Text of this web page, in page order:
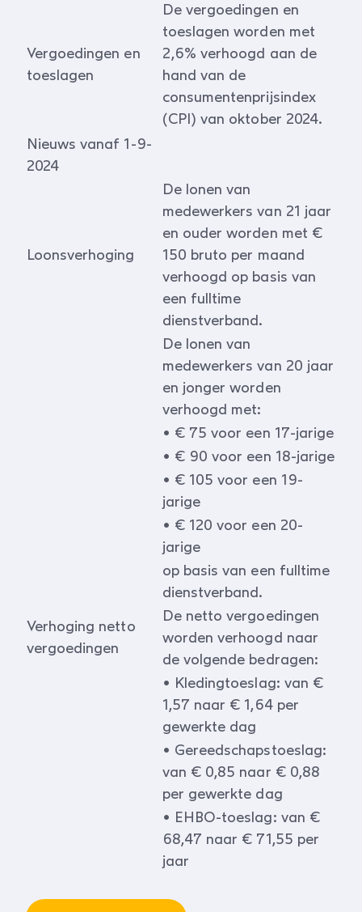
Vergoedingen en
toeslagen
De vergoedingen en
toeslagen worden met
2,6% verhoogd aan de
hand van de
consumentenprijsindex
(CPI) van oktober 2024.
Nieuws vanaf 1-9-
2024
Loonsverhoging
De lonen van
medewerkers van 21 jaar
en ouder worden met €
150 bruto per maand
verhoogd op basis van
een fulltime
dienstverband.
De lonen van
medewerkers van 20 jaar
en jonger worden
verhoogd met:
• € 75 voor een 17-jarige
• € 90 voor een 18-jarige
• € 105 voor een 19-
jarige
• € 120 voor een 20-
jarige
op basis van een fulltime
dienstverband.
Verhoging netto
vergoedingen
De netto vergoedingen
worden verhoogd naar
de volgende bedragen:
• Kledingtoeslag: van €
1,57 naar € 1,64 per
gewerkte dag
• Gereedschapstoeslag:
van € 0,85 naar € 0,88
per gewerkte dag
• EHBO-toeslag: van €
68,47 naar € 71,55 per
jaar